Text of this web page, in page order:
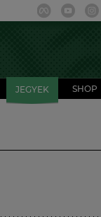
JEGYEK SHOP